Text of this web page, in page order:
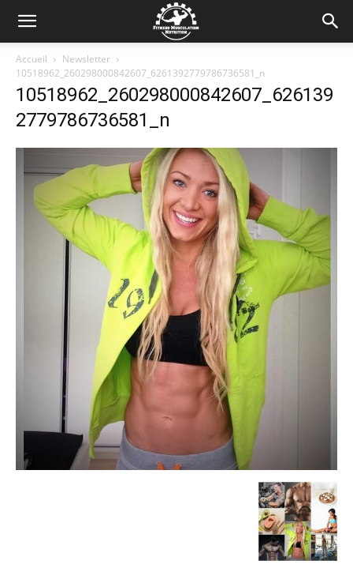
Accueil
Newsletter
10518962_260298000842607_6261392779786736581_n
10518962_260298000842607_626139
2779786736581_n